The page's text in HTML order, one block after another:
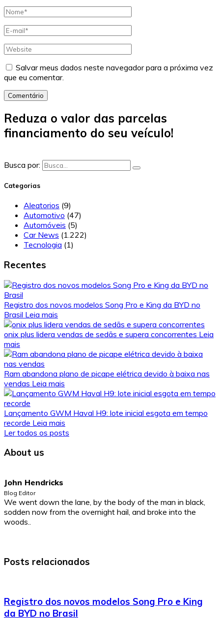
Salvar meus dados neste navegador para a próxima vez
que eu comentar.
Comentário
Reduza o valor das parcelas
financiamento do seu veículo!
Busca por:
Categorias
Aleatorios (9)
Automotivo (47)
Automóveis (5)
Car News (1.222)
Tecnologia (1)
Recentes
Registro dos novos modelos Song Pro e King da BYD no
Brasil Leia mais
onix plus lidera vendas de sedãs e supera concorrentes Leia
mais
Ram abandona plano de picape elétrica devido à baixa nas
vendas Leia mais
Lançamento GWM Haval H9: lote inicial esgota em tempo
recorde Leia mais
Ler todos os posts
About us
John Hendricks
Blog Editor
We went down the lane, by the body of the man in black,
sodden now from the overnight hail, and broke into the
woods..
Posts relacionados
Registro dos novos modelos Song Pro e King
da BYD no Brasil